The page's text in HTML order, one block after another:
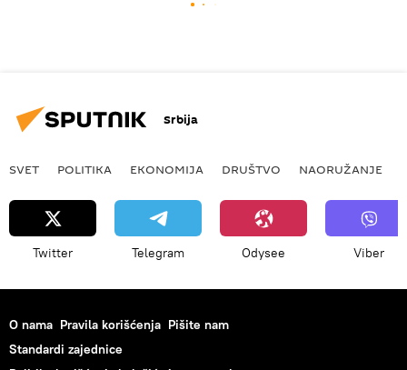
Srbija
SVET POLITIKA EKONOMIJA DRUŠTVO NAORUŽANJE
Twitter Telegram Odysee Viber
O nama Pravila korišćenja Pišite nam
Standardi zajednice